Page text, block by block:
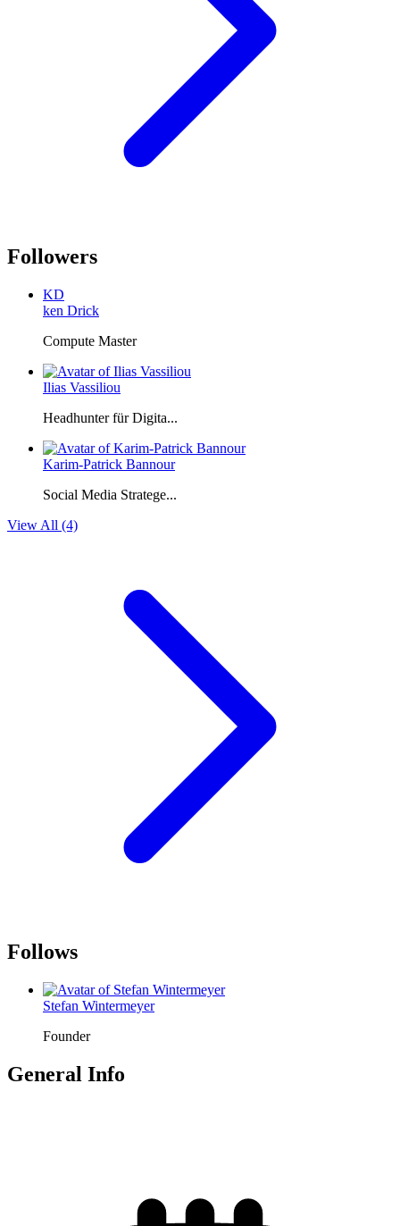
Followers
KD
ken Drick
Compute Master
Ilias Vassiliou
Headhunter für Digita...
Karim-Patrick Bannour
Social Media Stratege...
View All (4)
Follows
Stefan Wintermeyer
Founder
General Info